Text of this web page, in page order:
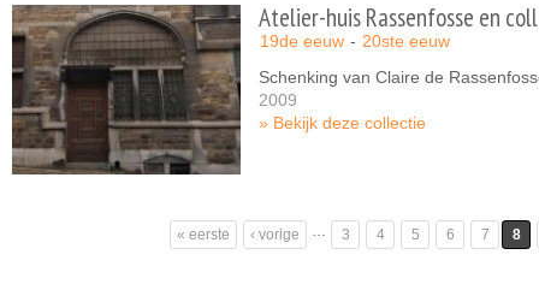
Atelier-huis Rassenfosse en
19de eeuw
20ste eeuw
Schenking van Claire de
2009
Bekijk deze collectie
« eerste ‹ vorige … 3 4 5 6 7 8